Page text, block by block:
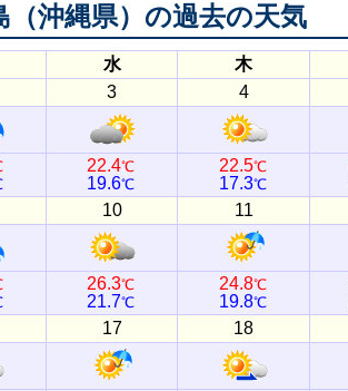
沖縄県） の過去の天気
水 木
3 4
22.4℃
19.6℃
22.5℃
17.3℃
10 11
26.3℃
21.7℃
24.8℃
19.8℃
17 18